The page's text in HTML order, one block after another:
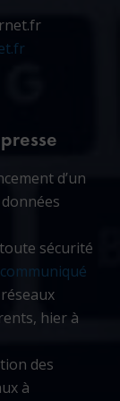
d’un
sécurité
hier à
des
à